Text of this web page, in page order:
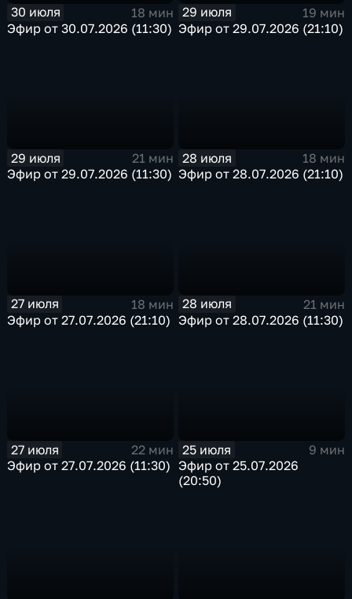
30 июля
18 мин
Эфир от 30.07.2026 (11:30)
29 июля
19 мин
Эфир от 29.07.2026 (21:10)
29 июля
21 мин
Эфир от 29.07.2026 (11:30)
28 июля
18 мин
Эфир от 28.07.2026 (21:10)
27 июля
18 мин
Эфир от 27.07.2026 (21:10)
28 июля
21 мин
Эфир от 28.07.2026 (11:30)
27 июля
22 мин
Эфир от 27.07.2026 (11:30)
25 июля
9 мин
Эфир от 25.07.2026
(20:50)